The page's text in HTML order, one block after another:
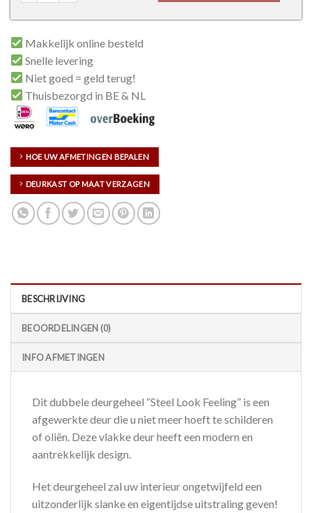
Makkelijk online besteld
Snelle levering
Niet goed = geld terug!
Thuisbezorgd in BE & NL
HOE UW AFMETINGEN BEPALEN
DEURKAST OP MAAT VERZAGEN
BESCHRIJVING
BEOORDELINGEN (0)
INFO AFMETINGEN
Dit dubbele deurgeheel “Steel Look Feeling” is een
afgewerkte deur die u niet meer hoeft te schilderen
of oliën. Deze vlakke deur heeft een modern en
aantrekkelijk design.
Het deurgeheel zal uw interieur ongetwijfeld een
uitzonderlijk slanke en eigentijdse uitstraling geven!